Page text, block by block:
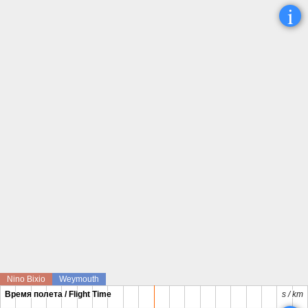
i
Nino Bixio Weymouth
Время полета / Flight Time
Время полета / Flight Time s / km
s / km